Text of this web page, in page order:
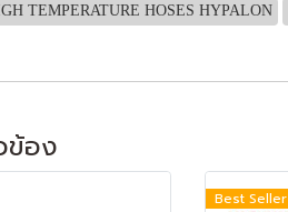
TEMPERATURE HOSES HYPALON
ข้อง
Best Seller